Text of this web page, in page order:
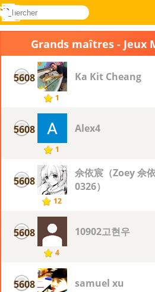
Novel
rechercher
Connectez-
Menu
Grands maîtres - Jeux
5608
1
Ka Kit Cheang
5608
1
Alex4
5608
12
佘依宸（Zoey 佘
0326）
5608
4
10902고현우
5608 samuel xu